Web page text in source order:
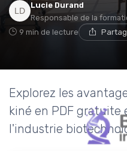
Lucie Durand
Responsable de la
9 min de lecture
Explorez les
kiné en PDF gratuite
l'industrie